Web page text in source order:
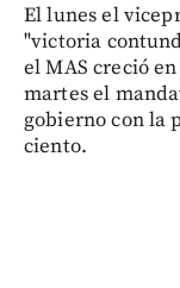
El lunes el
"victoria
el MAS creció
martes el
gobierno con la
ciento.